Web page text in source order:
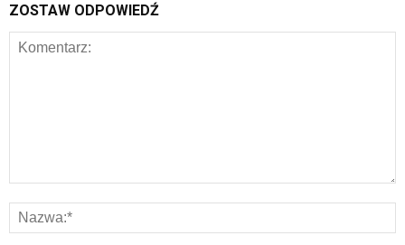
ZOSTAW ODPOWIEDŹ